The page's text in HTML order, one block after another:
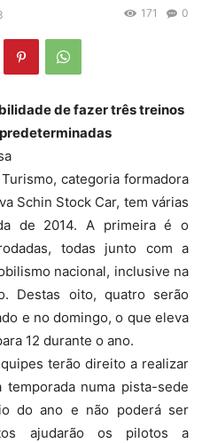
0
171
de fazer três treinos
categoria formadora
Schin Stock Car, tem várias
de 2014. A primeira é o
todas junto com a
nacional, inclusive na
Destas oito, quatro serão
e no domingo, o que eleva
12 durante o ano.
terão direito a realizar
numa pista-sede
do ano e não poderá ser
ajudarão os pilotos a